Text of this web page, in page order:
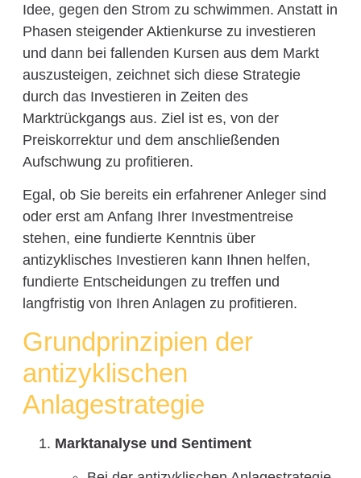
Idee, gegen den Strom zu schwimmen. Anstatt in
Phasen steigender Aktienkurse zu investieren
und dann bei fallenden Kursen aus dem Markt
auszusteigen, zeichnet sich diese Strategie
durch das Investieren in Zeiten des
Marktrückgangs aus. Ziel ist es, von der
Preiskorrektur und dem anschließenden
Aufschwung zu profitieren.
Egal, ob Sie bereits ein erfahrener Anleger sind
oder erst am Anfang Ihrer Investmentreise
stehen, eine fundierte Kenntnis über
antizyklisches Investieren kann Ihnen helfen,
fundierte Entscheidungen zu treffen und
langfristig von Ihren Anlagen zu profitieren.
Grundprinzipien der
antizyklischen
Anlagestrategie
Marktanalyse und Sentiment